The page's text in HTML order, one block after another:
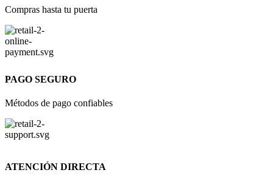
Compras hasta tu puerta
PAGO SEGURO
Métodos de pago confiables
ATENCIÓN DIRECTA